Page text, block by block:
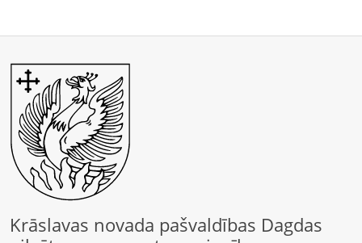
Krāslavas novada pašvaldības Dagdas